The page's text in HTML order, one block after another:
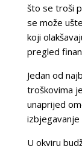
što se troši
se može
koji
pregled
Jedan od
troškovima
unaprijed
izbjegavanje
U okviru